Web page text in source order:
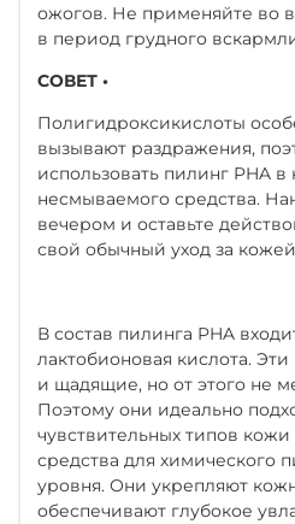
ожогов. Не применяйте во
в период грудного
СОВЕТ •
Полигидроксикислоты
вызывают раздражения,
использовать пилинг PHA в
несмываемого средства.
вечером и оставьте
свой обычный уход за
В состав пилинга PHA
лактобионовая кислота.
и щадящие, но от этого не
Поэтому они идеально
чувствительных типов кожи
средства для химического
уровня. Они укрепляют
обеспечивают глубокое